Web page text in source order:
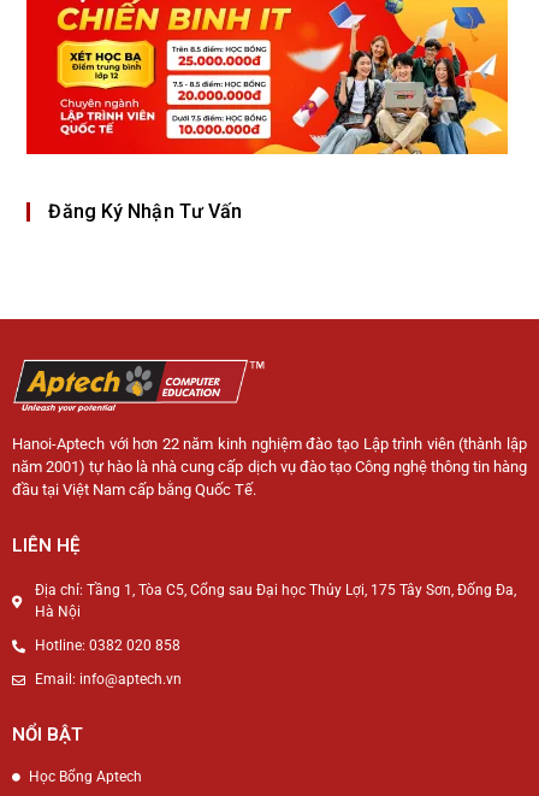
Đăng Ký Nhận Tư Vấn
Hanoi-Aptech với hơn 22 năm kinh nghiệm đào tạo Lập trình viên (thành lập
năm 2001) tự hào là nhà cung cấp dịch vụ đào tạo Công nghệ thông tin hàng
đầu tại Việt Nam cấp bằng Quốc Tế.
LIÊN HỆ
Địa chỉ: Tầng 1, Tòa C5, Cổng sau Đại học Thủy Lợi, 175 Tây Sơn, Đống Đa,
Hà Nội
Hotline: 0382 020 858
Email: info@aptech.vn
NỔI BẬT
Học Bổng Aptech